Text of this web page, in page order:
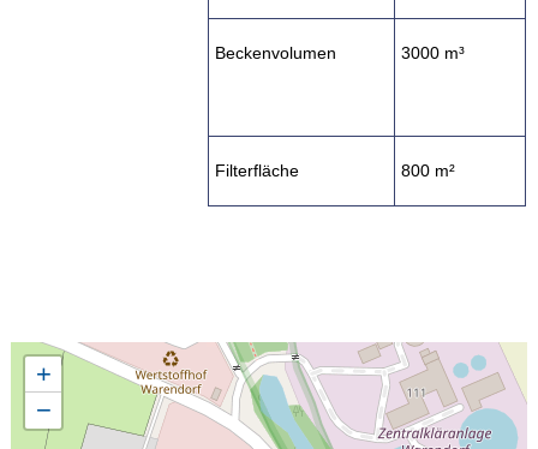
Beckenvolumen 3000 m³
Filterfläche 800 m²
+
−